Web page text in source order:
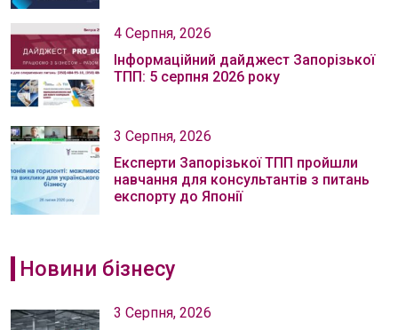
4 Серпня, 2026
Інформаційний дайджест Запорізької
ТПП: 5 серпня 2026 року
3 Серпня, 2026
Експерти Запорізької ТПП пройшли
навчання для консультантів з питань
експорту до Японії
Новини бізнесу
3 Серпня, 2026